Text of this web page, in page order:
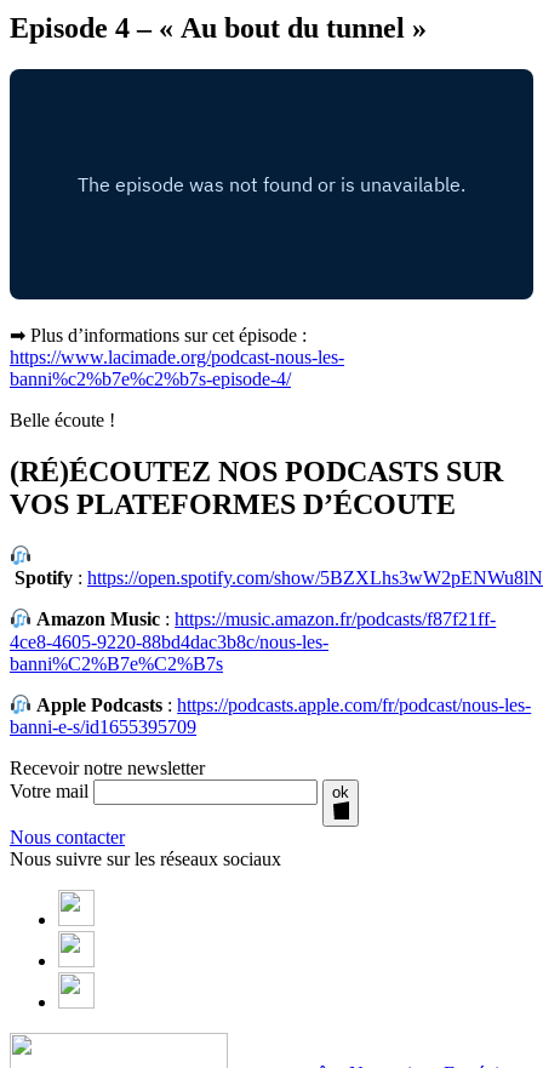
Episode 4 – « Au bout du tunnel »
➡ Plus d’informations sur cet épisode :
https://www.lacimade.org/podcast-nous-les-
banni%c2%b7e%c2%b7s-episode-4/
Belle écoute !
(RÉ)ÉCOUTEZ NOS PODCASTS SUR
VOS PLATEFORMES D’ÉCOUTE
Spotify : https://open.spotify.com/show/
Amazon Music :https://music.amazon.fr/podcasts/f87f21ff-
4ce8-4605-9220-88bd4dac3b8c/nous-les-
banni%C2%B7e%C2%B7s
Apple Podcasts :https://podcasts.apple.com/fr/podcast/nous-les-
banni-e-s/id1655395709
Recevoir notre newsletter
Votre mail
ok
Nous contacter
Nous suivre sur les réseaux sociaux